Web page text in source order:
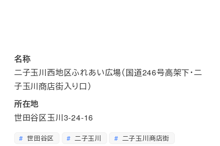
名称
二子玉川西地区ふれあい広場（国道246号高架下・二
子玉川商店街入り口）
所在地
世田谷区玉川3-24-16
世田谷区 二子玉川 二子玉川商店街